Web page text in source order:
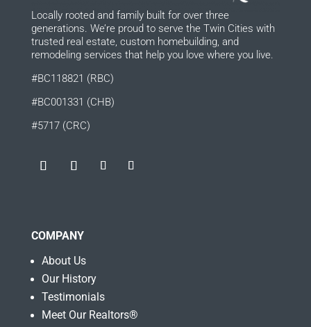
Locally rooted and family built for over three
generations. We’re proud to serve the Twin Cities with
trusted real estate, custom homebuilding, and
remodeling services that help you love where you live.
#BC118821 (RBC)
#BC001331 (CHB)
#5717 (CRC)
COMPANY
About Us
Our History
Testimonials
Meet Our Realtors®